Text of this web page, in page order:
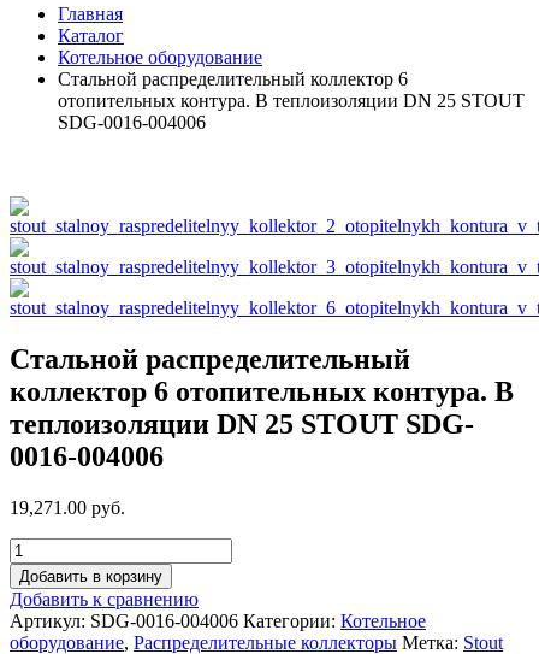
Главная
Каталог
Котельное оборудование
Стальной распределительный коллектор 6
отопительных контура. В теплоизоляции DN 25 STOUT
SDG-0016-004006
Стальной распределительный
коллектор 6 отопительных контура. В
теплоизоляции DN 25 STOUT SDG-
0016-004006
19,271.00 руб.
Добавить в корзину
Добавить к сравнению
Артикул: SDG-0016-004006 Категории: Котельное
оборудование, Распределительные коллекторы Метка: Stout